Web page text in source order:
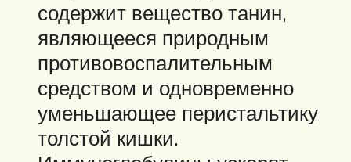
содержит вещество танин,
являющееся природным
противовоспалительным
средством и одновременно
уменьшающее перистальтику
толстой кишки.